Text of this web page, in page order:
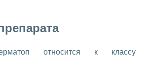
относится к классу